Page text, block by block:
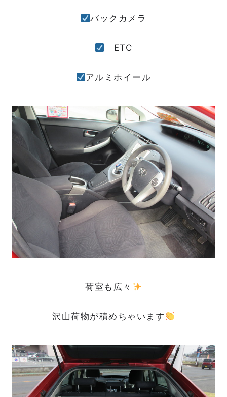
バックカメラ
ETC
アルミホイール
荷室も広々
沢山荷物が積めちゃいます